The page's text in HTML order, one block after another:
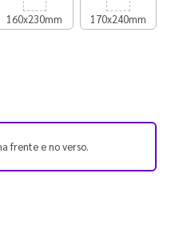
160x230mm 170x240mm
frente e no verso.